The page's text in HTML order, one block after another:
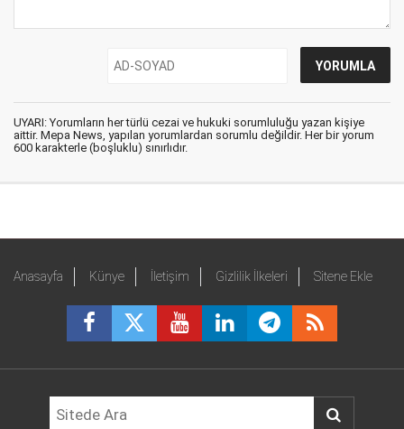
UYARI: Yorumların her türlü cezai ve hukuki sorumluluğu yazan kişiye
aittir. Mepa News, yapılan yorumlardan sorumlu değildir. Her bir yorum
600 karakterle (boşluklu) sınırlıdır.
Anasayfa Künye İletişim Gizlilik İlkeleri Sitene Ekle